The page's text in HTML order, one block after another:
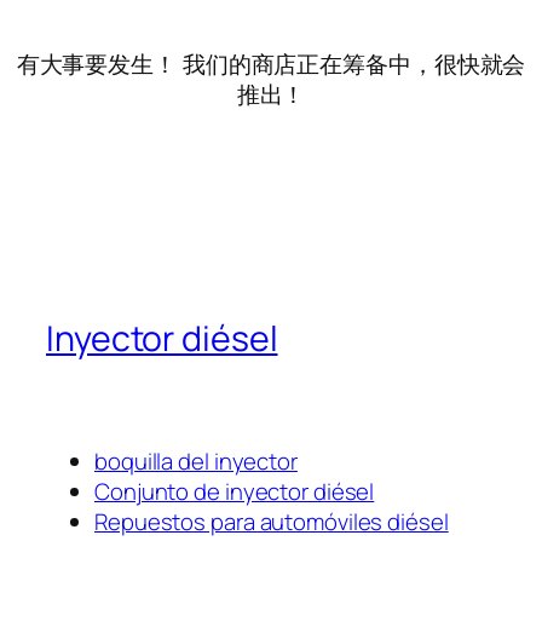
有大事要发生！ 我们的商店正在筹备中，很快就会
推出！
Inyector diésel
boquilla del inyector
Conjunto de inyector diésel
Repuestos para automóviles diésel